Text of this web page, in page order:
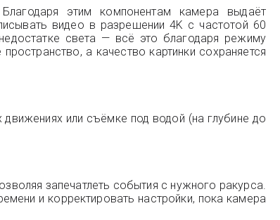
этим компонентам камера выдаёт
видео в разрешении 4K с частотой 60
света — всё это благодаря режиму
а качество картинки сохраняется
или съёмке под водой (на глубине до
запечатлеть события с нужного ракурса.
и корректировать настройки, пока камера